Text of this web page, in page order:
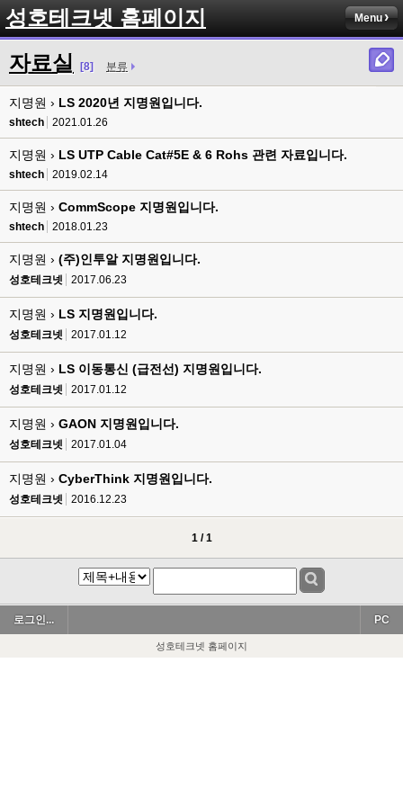
성호테크넷 홈페이지 Menu
자료실 [8] 분류
지명원 › LS 2020년 지명원입니다.
shtech 2021.01.26
지명원 › LS UTP Cable Cat#5E & 6 Rohs 관련 자료입니다.
shtech 2019.02.14
지명원 › CommScope 지명원입니다.
shtech 2018.01.23
지명원 › (주)인투알 지명원입니다.
성호테크넷 2017.06.23
지명원 › LS 지명원입니다.
성호테크넷 2017.01.12
지명원 › LS 이동통신 (급전선) 지명원입니다.
성호테크넷 2017.01.12
지명원 › GAON 지명원입니다.
성호테크넷 2017.01.04
지명원 › CyberThink 지명원입니다.
성호테크넷 2016.12.23
1 / 1
로그인... PC
성호테크넷 홈페이지